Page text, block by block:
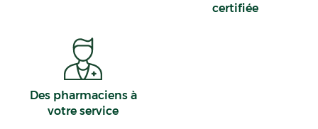
certifiée
Des pharmaciens à
votre service